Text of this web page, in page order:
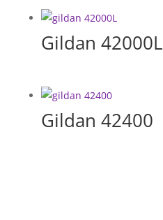
Gildan 42000L
Gildan 42400